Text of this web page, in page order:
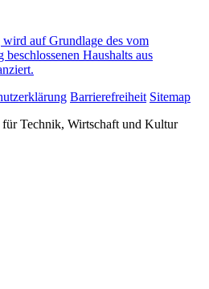
auf Grundlage des vom
beschlossenen Haushalts aus
Barrierefreiheit Sitemap
Technik, Wirtschaft und Kultur